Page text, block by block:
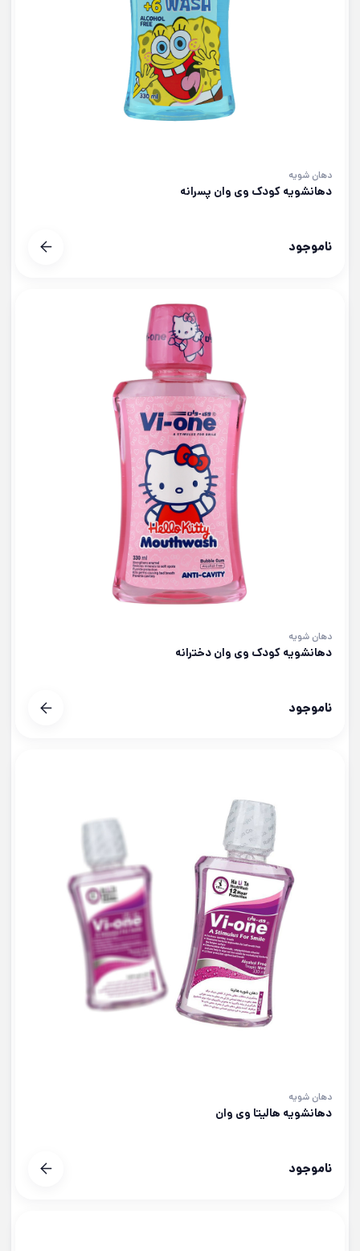
دهان شویه
دهانشویه کودک وی وان پسرانه
ناموجود
دهان شویه
دهانشویه کودک وی وان دخترانه
ناموجود
دهان شویه
دهانشویه هالیتا وی وان
ناموجود